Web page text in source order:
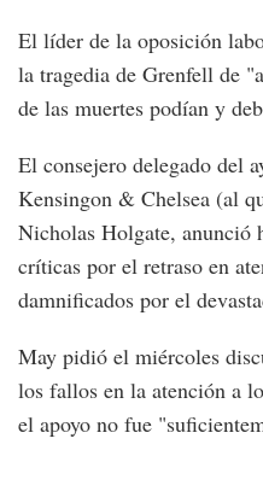
El líder de la oposición
la tragedia de Grenfell de
de las muertes podían y
El consejero delegado del
Kensingon & Chelsea (al
Nicholas Holgate, anunció
críticas por el retraso en
damnificados por el
May pidió el miércoles
los fallos en la atención a
el apoyo no fue